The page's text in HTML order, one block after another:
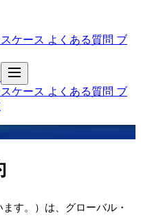
ケース よくある質問 ブ
ケース よくある質問 ブ
す。）は、グローバル・